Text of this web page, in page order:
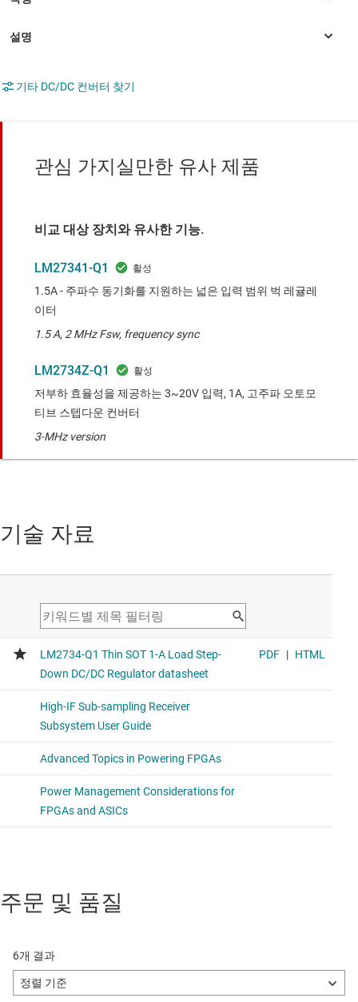
기타 DC/DC 컨버터 찾기
관심 가지실만한 유사 제품
비교 대상 장치와 유사한 기능.
LM27341-Q1
1.5A - 주파수 동기화를 지원하는 넓은 입력 범위 벅 레귤레
이터
1.5 A, 2 MHz Fsw, frequency sync
LM2734Z-Q1
저부하 효율성을 제공하는 3~20V 입력, 1A, 고주파 오토모
티브 스텝다운 컨버터
3-MHz version
기술 자료
주문 및 품질